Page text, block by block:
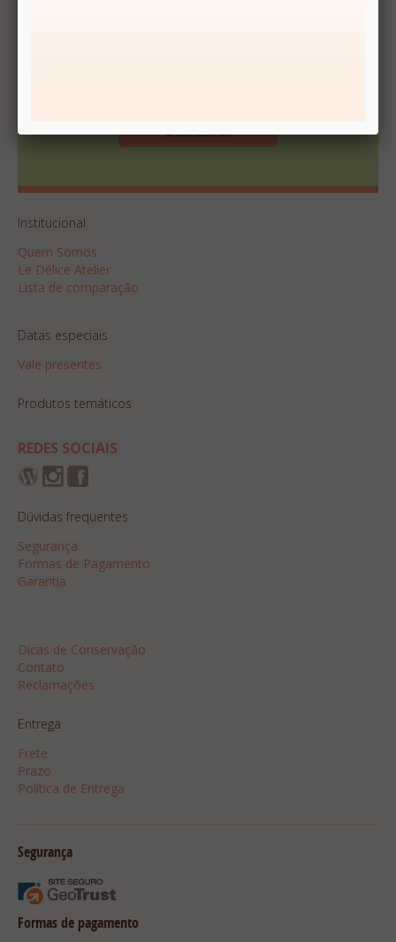
Cadastrar
Institucional
Quem Somos
Le Délice Atelier
Lista de comparação
Datas especiais
Vale presentes
Produtos temáticos
REDES SOCIAIS
Dúvidas frequentes
Segurança
Formas de Pagamento
Garantia
Dicas de Conservação
Contato
Reclamações
Entrega
Frete
Prazo
Política de Entrega
Segurança
Formas de pagamento